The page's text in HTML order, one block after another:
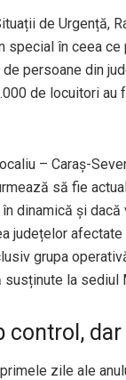
de Urgență,
special în ceea
persoane din
de locuitori
– Caraș-
să fie
dinamică și
județelor
grupa
la sediul
control,
zile ale